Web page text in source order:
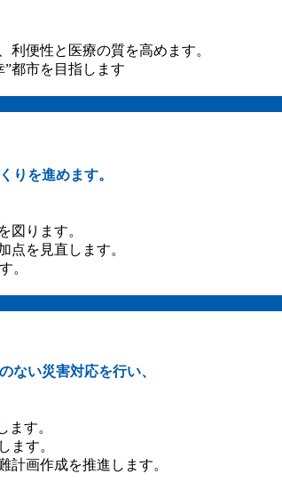
利便性と医療の質を高めます。
都市を目指します
りを進めます。
図ります。
点を見直します。
。
ない災害対応を行い、
す。
ます。
計画作成を推進します。